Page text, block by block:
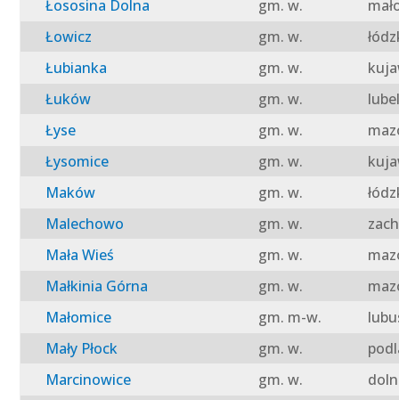
Łososina Dolna
gm. w.
Łowicz
gm. w.
Łubianka
gm. w.
Łuków
gm. w.
Łyse
gm. w.
Łysomice
gm. w.
Maków
gm. w.
Malechowo
gm. w.
Mała Wieś
gm. w.
Małkinia Górna
gm. w.
Małomice
gm. m-w.
Mały Płock
gm. w.
Marcinowice
gm. w.